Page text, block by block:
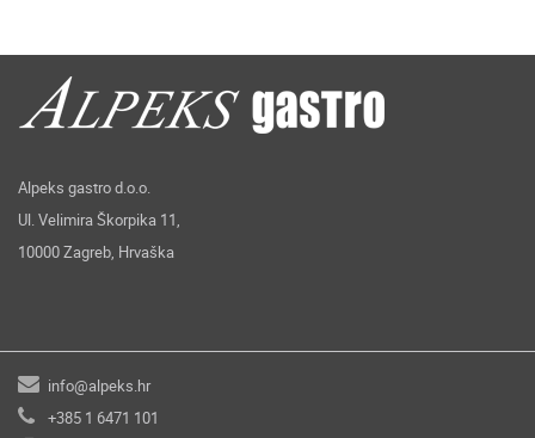
Alpeks gastro d.o.o.
Ul. Velimira Škorpika 11,
10000 Zagreb, Hrvaška
info@alpeks.hr
+385 1 6471 101